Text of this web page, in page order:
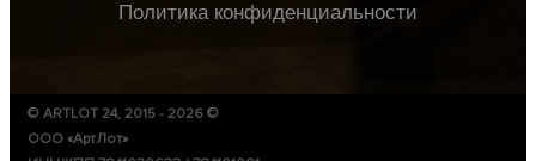
Политика конфиденциальности
© ARTLOT 24, 2015 - 2026 ©
ООО «АртЛот»